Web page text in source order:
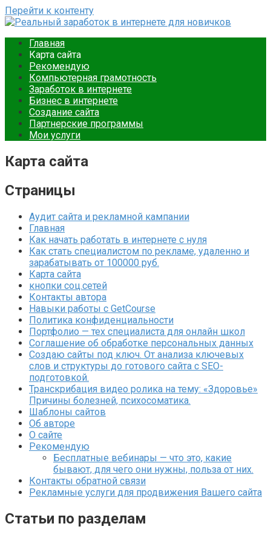
Перейти к контенту
Ваш путеводитель в мире онлайн-заработка. Подробные
инструкции, советы и примеры для новичков. Начните
зарабатывать уже сегодня.
Главная
Карта сайта
Рекомендую
Компьютерная грамотность
Заработок в интернете
Бизнес в интернете
Создание сайта
Партнерские программы
Мои услуги
Карта сайта
Страницы
Аудит сайта и рекламной кампании
Главная
Как начать работать в интернете с нуля
Как стать специалистом по рекламе, удаленно и
зарабатывать от 100000 руб.
Карта сайта
кнопки соц.сетей
Контакты автора
Навыки работы с GetCourse
Политика конфиденциальности
Портфолио — тех специалиста для онлайн школ
Соглашение об обработке персональных данных
Создаю сайты под ключ. От анализа ключевых
слов и структуры до готового сайта с SEO-
подготовкой.
Транскрибация видео ролика на тему: «Здоровье»
Причины болезней, психосоматика.
Шаблоны сайтов
Об авторе
О сайте
Рекомендую
Бесплатные вебинары — что это, какие
бывают, для чего они нужны, польза от них.
Контакты обратной связи
Рекламные услуги для продвижения Вашего сайта
Статьи по разделам